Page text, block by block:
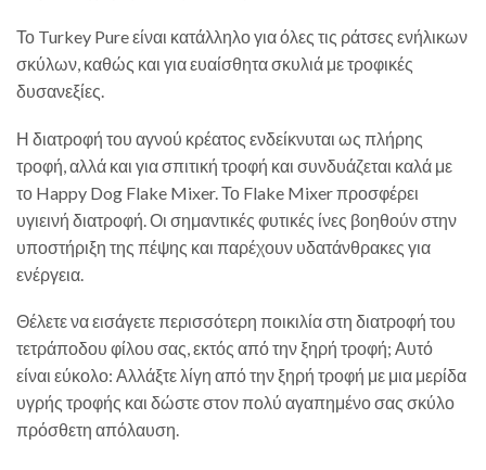
Το Turkey Pure είναι κατάλληλο για όλες τις ράτσες ενήλικων
σκύλων, καθώς και για ευαίσθητα σκυλιά με τροφικές
δυσανεξίες.
Η διατροφή του αγνού κρέατος ενδείκνυται ως πλήρης
τροφή, αλλά και για σπιτική τροφή και συνδυάζεται καλά με
το Happy Dog Flake Mixer. Το Flake Mixer προσφέρει
υγιεινή διατροφή. Οι σημαντικές φυτικές ίνες βοηθούν στην
υποστήριξη της πέψης και παρέχουν υδατάνθρακες για
ενέργεια.
Θέλετε να εισάγετε περισσότερη ποικιλία στη διατροφή του
τετράποδου φίλου σας, εκτός από την ξηρή τροφή; Αυτό
είναι εύκολο: Αλλάξτε λίγη από την ξηρή τροφή με μια μερίδα
υγρής τροφής και δώστε στον πολύ αγαπημένο σας σκύλο
πρόσθετη απόλαυση.